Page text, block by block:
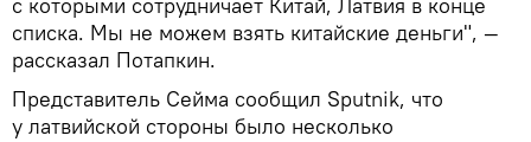
списка. Мы не можем взять китайские деньги", —
рассказал Потапкин.
Представитель Сейма сообщил Sputnik, что
у латвийской стороны было несколько